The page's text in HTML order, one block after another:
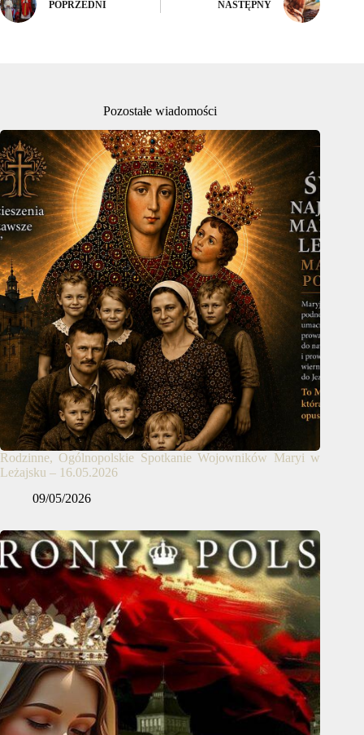
POPRZEDNI NASTĘPNY
Pozostałe wiadomości
Rodzinne, Ogólnopolskie Spotkanie Wojowników Maryi w
Leżajsku – 16.05.2026
09/05/2026